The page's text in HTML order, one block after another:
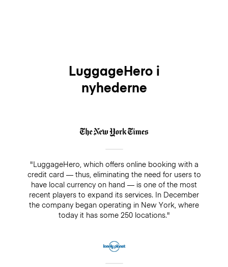
LuggageHero i
nyhederne
"LuggageHero, which offers online booking with a
credit card — thus, eliminating the need for users to
have local currency on hand — is one of the most
recent players to expand its services. In December
the company began operating in New York, where
today it has some 250 locations."